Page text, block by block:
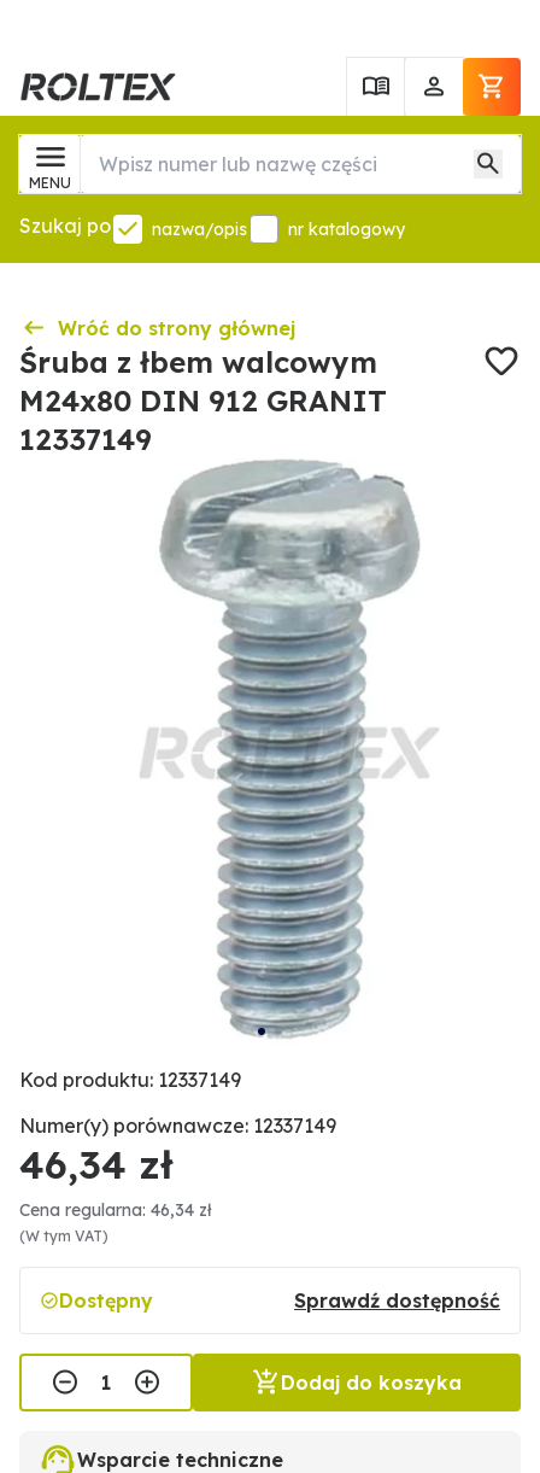
MENU
Szukaj po nazwa/opis nr katalogowy
Wróć do strony głównej
Śruba z łbem walcowym
M24x80 DIN 912 GRANIT
12337149
Kod produktu: 12337149
Numer(y) porównawcze: 12337149
46,34 zł
Cena regularna: 46,34 zł
(W tym VAT)
Dostępny Sprawdź dostępność
Dodaj do koszyka
Wsparcie techniczne